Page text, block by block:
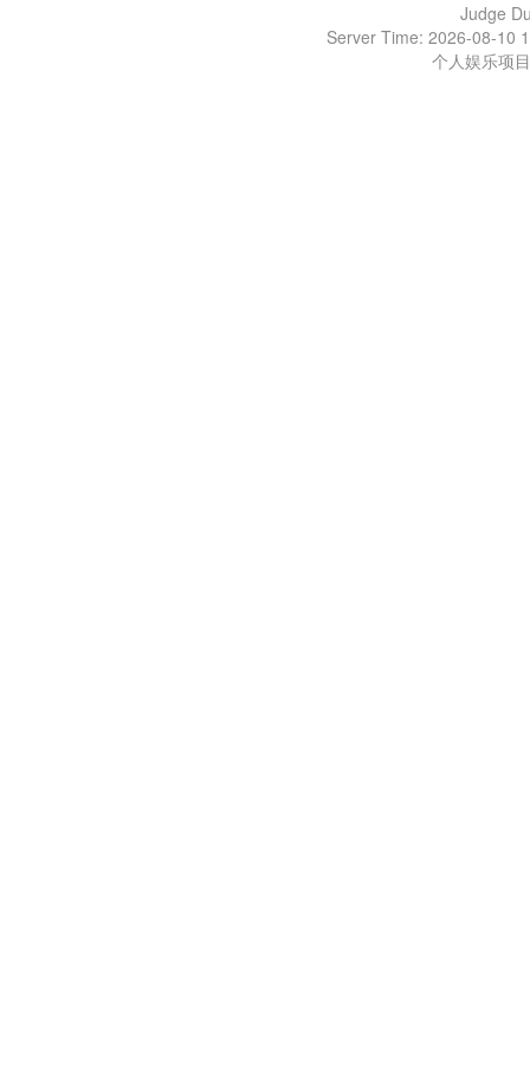
Judge
Server Time: 2026-08-10
个人娱乐项